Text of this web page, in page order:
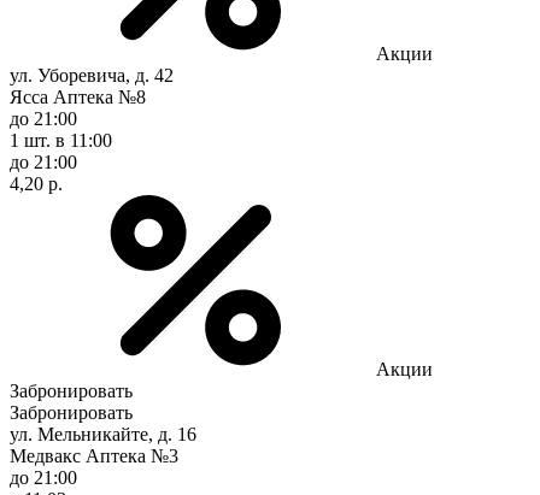
Акции
ул. Уборевича, д. 42
Ясса Аптека №8
до 21:00
1 шт. в 11:00
до 21:00
4,20 р.
Акции
Забронировать
Забронировать
ул. Мельникайте, д. 16
Медвакс Аптека №3
до 21:00